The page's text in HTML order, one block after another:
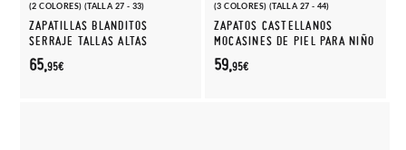
(2 COLORES) (TALLA 27 - 33)
ZAPATILLAS BLANDITOS
SERRAJE TALLAS ALTAS
65,95€
(3 COLORES) (TALLA 27 - 44)
ZAPATOS CASTELLANOS
MOCASINES DE PIEL PARA NIÑO
59,95€